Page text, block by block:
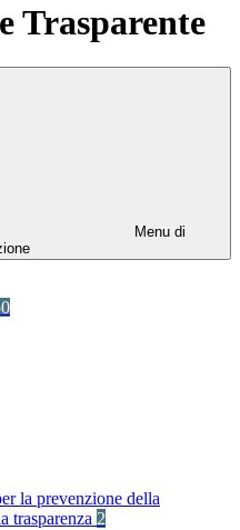
Trasparente
Menu di
la prevenzione della
trasparenza 2